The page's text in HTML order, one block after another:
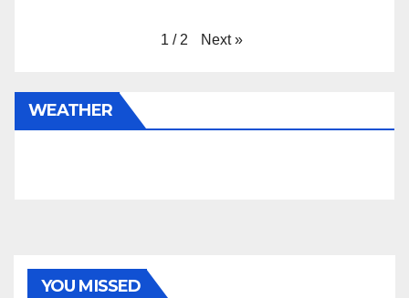
1 / 2 Next »
WEATHER
YOU MISSED